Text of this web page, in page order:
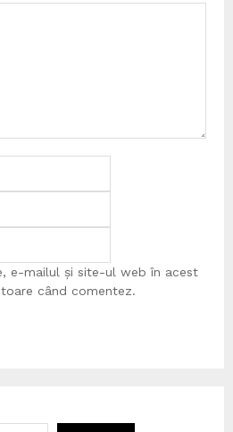
e-mailul și site-ul web în acest
când comentez.